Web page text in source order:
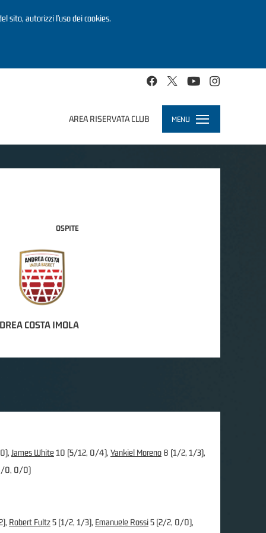
sito, autorizzi l’uso dei cookies.
AREA RISERVATA CLUB MENU
Toggle
navigation
OSPITE
COSTA IMOLA
James White10 (5/12, 0/4), Yankiel Moreno 8 (1/2, 1/3),
0, 0/0)
Robert Fultz5 (1/2, 1/3), Emanuele Rossi5 (2/2, 0/0),